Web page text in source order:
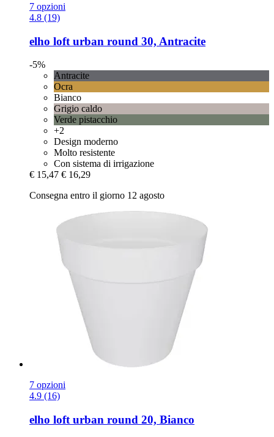
7 opzioni
4.8 (19)
elho loft urban round 30, Antracite
-5%
Antracite
Ocra
Bianco
Grigio caldo
Verde pistacchio
+2
Design moderno
Molto resistente
Con sistema di irrigazione
€ 15,47 € 16,29
Consegna entro il giorno 12 agosto
7 opzioni
4.9 (16)
elho loft urban round 20, Bianco